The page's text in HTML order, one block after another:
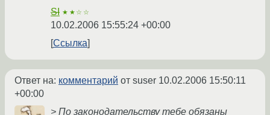
SI ★★☆☆
10.02.2006 15:55:24 +00:00
Ссылка
Ответ на: комментарий от suser 10.02.2006 15:50:11
+00:00
> По законодательству тебе обязаны